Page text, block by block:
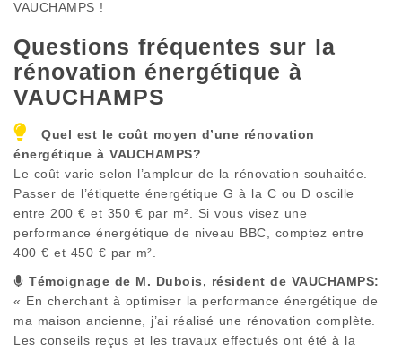
VAUCHAMPS !
Questions fréquentes sur la
rénovation énergétique à
VAUCHAMPS
Quel est le coût moyen d’une rénovation
énergétique à VAUCHAMPS?
Le coût varie selon l’ampleur de la rénovation souhaitée.
Passer de l’étiquette énergétique G à la C ou D oscille
entre 200 € et 350 € par m². Si vous visez une
performance énergétique de niveau BBC, comptez entre
400 € et 450 € par m².
Témoignage de M. Dubois, résident de VAUCHAMPS:
« En cherchant à optimiser la performance énergétique de
ma maison ancienne, j’ai réalisé une rénovation complète.
Les conseils reçus et les travaux effectués ont été à la